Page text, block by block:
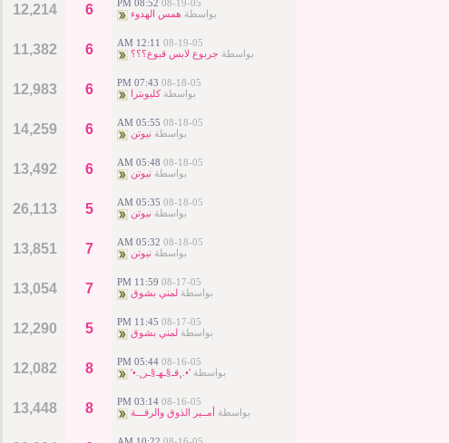
08-19-05
08:52 PM
بواسطة همس الهدوء 6
12,214
08-19-05
12:11 AM
بواسطة جربوع لابس قبوع؟؟؟ 6
11,382
08-18-05
07:43 PM
بواسطةكليوبترا 6
12,983
08-18-05
05:55 AM
بواسطة نيوتن 6
14,259
08-18-05
05:48 AM
بواسطة نيوتن 6
13,492
08-18-05
05:35 AM
بواسطة نيوتن 5
26,113
08-18-05
05:32 AM
بواسطة نيوتن 7
13,851
08-17-05
11:59 PM
بواسطة لمني بشوق 7
13,054
08-17-05
11:45 PM
بواسطة لمني بشوق 5
12,290
08-16-05
05:44 PM
بواسطة '•.¸قـ§ـهـ§ـر¸.•' 8
12,082
08-16-05
03:14 PM
بواسطة
أمــير الذوق والرقـــة 8
13,448